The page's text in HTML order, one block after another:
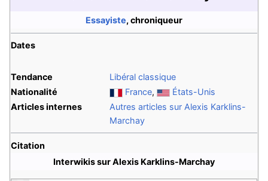
Essayiste, chroniqueur
Dates
Tendance
Libéral classique
Nationalité
France,
États-Unis
Articles internes
Autres articles sur Alexis Karklins-
Marchay
Citation
Interwikis sur Alexis Karklins-Marchay